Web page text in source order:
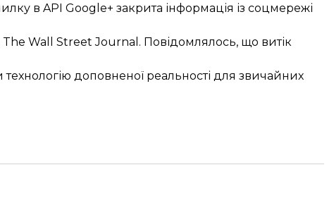
в API Google+ закрита інформація із соцмережі
Wall Street Journal. Повідомлялось, що витік
доповненої реальності для звичайних